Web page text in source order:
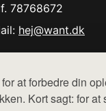
at forbedre din
Kort sagt: for at
78768672
hej@want.dk